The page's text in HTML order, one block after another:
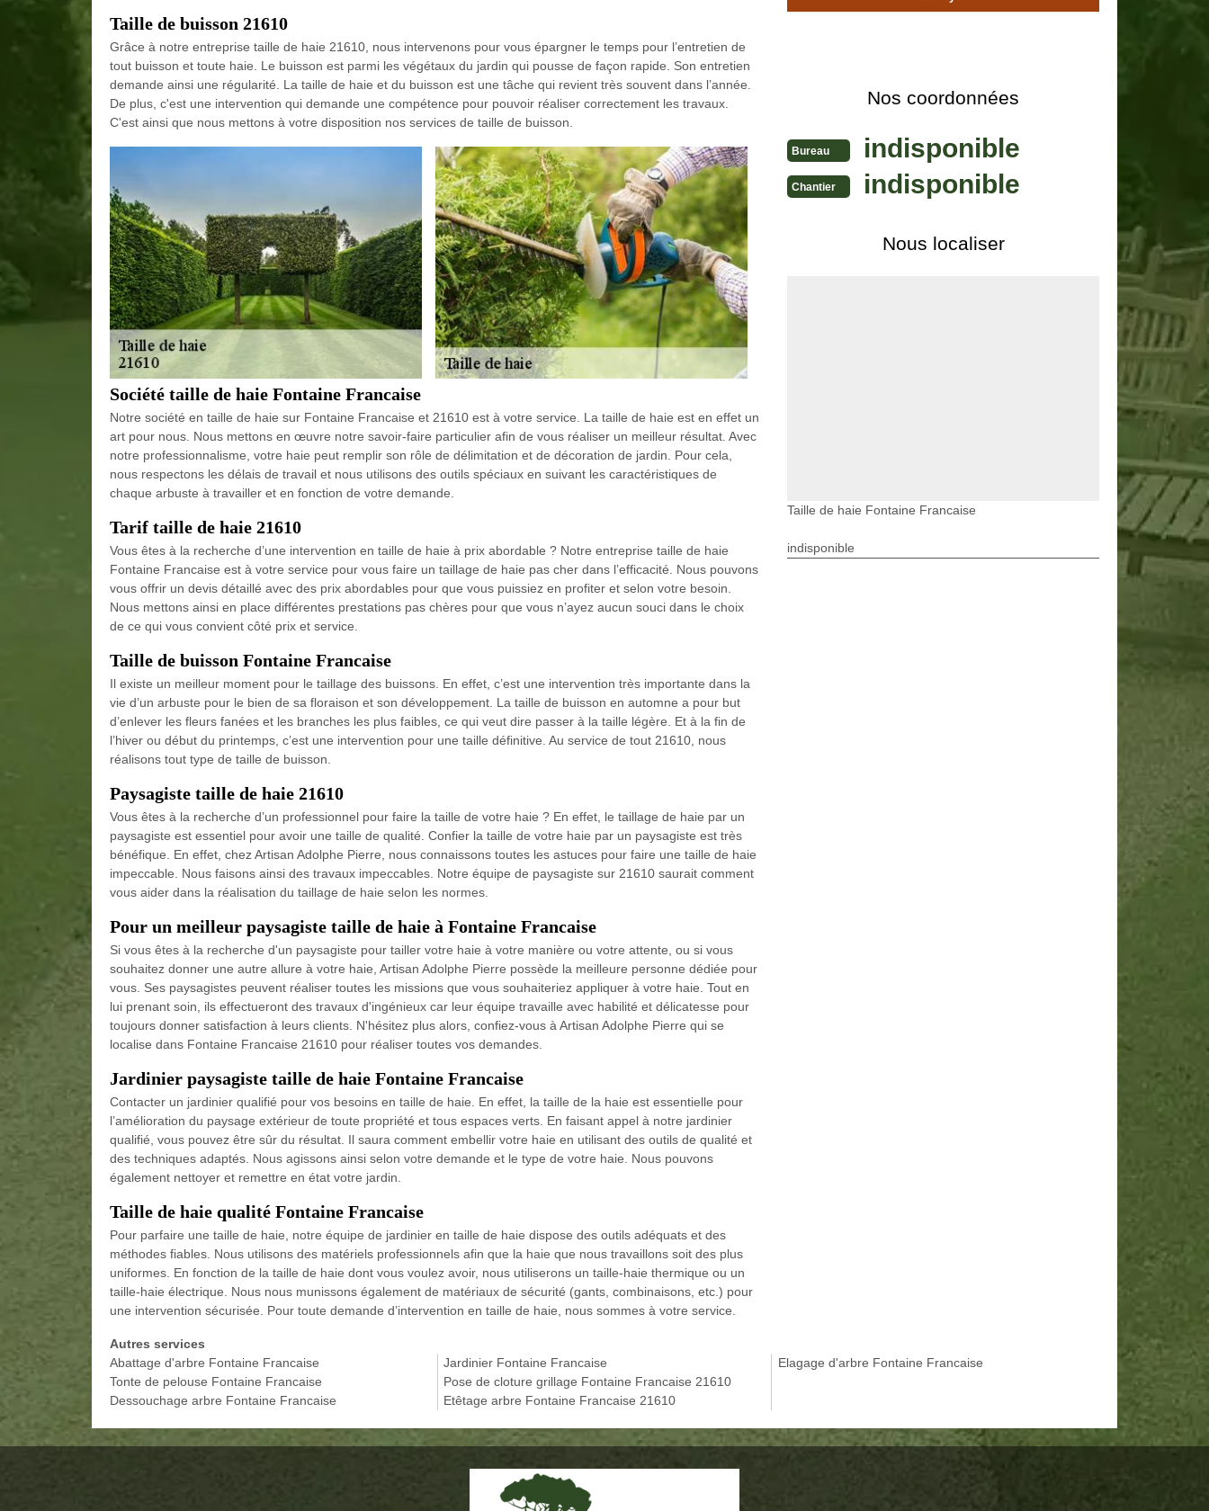
Taille de buisson 21610
Grâce à notre entreprise taille de haie 21610, nous intervenons pour vous épargner le temps pour l’entretien de
tout buisson et toute haie. Le buisson est parmi les végétaux du jardin qui pousse de façon rapide. Son entretien
demande ainsi une régularité. La taille de haie et du buisson est une tâche qui revient très souvent dans l’année.
De plus, c'est une intervention qui demande une compétence pour pouvoir réaliser correctement les travaux.
C'est ainsi que nous mettons à votre disposition nos services de taille de buisson.
Société taille de haie Fontaine Francaise
Notre société en taille de haie sur Fontaine Francaise et 21610 est à votre service. La taille de haie est en effet un
art pour nous. Nous mettons en œuvre notre savoir-faire particulier afin de vous réaliser un meilleur résultat. Avec
notre professionnalisme, votre haie peut remplir son rôle de délimitation et de décoration de jardin. Pour cela,
nous respectons les délais de travail et nous utilisons des outils spéciaux en suivant les caractéristiques de
chaque arbuste à travailler et en fonction de votre demande.
Tarif taille de haie 21610
Vous êtes à la recherche d’une intervention en taille de haie à prix abordable ? Notre entreprise taille de haie
Fontaine Francaise est à votre service pour vous faire un taillage de haie pas cher dans l’efficacité. Nous pouvons
vous offrir un devis détaillé avec des prix abordables pour que vous puissiez en profiter et selon votre besoin.
Nous mettons ainsi en place différentes prestations pas chères pour que vous n’ayez aucun souci dans le choix
de ce qui vous convient côté prix et service.
Taille de buisson Fontaine Francaise
Il existe un meilleur moment pour le taillage des buissons. En effet, c’est une intervention très importante dans la
vie d’un arbuste pour le bien de sa floraison et son développement. La taille de buisson en automne a pour but
d’enlever les fleurs fanées et les branches les plus faibles, ce qui veut dire passer à la taille légère. Et à la fin de
l’hiver ou début du printemps, c’est une intervention pour une taille définitive. Au service de tout 21610, nous
réalisons tout type de taille de buisson.
Paysagiste taille de haie 21610
Vous êtes à la recherche d’un professionnel pour faire la taille de votre haie ? En effet, le taillage de haie par un
paysagiste est essentiel pour avoir une taille de qualité. Confier la taille de votre haie par un paysagiste est très
bénéfique. En effet, chez Artisan Adolphe Pierre, nous connaissons toutes les astuces pour faire une taille de haie
impeccable. Nous faisons ainsi des travaux impeccables. Notre équipe de paysagiste sur 21610 saurait comment
vous aider dans la réalisation du taillage de haie selon les normes.
Pour un meilleur paysagiste taille de haie à Fontaine Francaise
Si vous êtes à la recherche d'un paysagiste pour tailler votre haie à votre manière ou votre attente, ou si vous
souhaitez donner une autre allure à votre haie, Artisan Adolphe Pierre possède la meilleure personne dédiée pour
vous. Ses paysagistes peuvent réaliser toutes les missions que vous souhaiteriez appliquer à votre haie. Tout en
lui prenant soin, ils effectueront des travaux d'ingénieux car leur équipe travaille avec habilité et délicatesse pour
toujours donner satisfaction à leurs clients. N'hésitez plus alors, confiez-vous à Artisan Adolphe Pierre qui se
localise dans Fontaine Francaise 21610 pour réaliser toutes vos demandes.
Jardinier paysagiste taille de haie Fontaine Francaise
Contacter un jardinier qualifié pour vos besoins en taille de haie. En effet, la taille de la haie est essentielle pour
l’amélioration du paysage extérieur de toute propriété et tous espaces verts. En faisant appel à notre jardinier
qualifié, vous pouvez être sûr du résultat. Il saura comment embellir votre haie en utilisant des outils de qualité et
des techniques adaptés. Nous agissons ainsi selon votre demande et le type de votre haie. Nous pouvons
également nettoyer et remettre en état votre jardin.
Taille de haie qualité Fontaine Francaise
Pour parfaire une taille de haie, notre équipe de jardinier en taille de haie dispose des outils adéquats et des
méthodes fiables. Nous utilisons des matériels professionnels afin que la haie que nous travaillons soit des plus
uniformes. En fonction de la taille de haie dont vous voulez avoir, nous utiliserons un taille-haie thermique ou un
taille-haie électrique. Nous nous munissons également de matériaux de sécurité (gants, combinaisons, etc.) pour
une intervention sécurisée. Pour toute demande d’intervention en taille de haie, nous sommes à votre service.
Nos coordonnées
Bureau indisponible
Chantier indisponible
Nous localiser
Taille de haie Fontaine Francaise
indisponible
Autres services
Abattage d'arbre Fontaine Francaise
Tonte de pelouse Fontaine Francaise
Dessouchage arbre Fontaine Francaise
Jardinier Fontaine Francaise
Pose de cloture grillage Fontaine Francaise 21610
Etêtage arbre Fontaine Francaise 21610
Elagage d'arbre Fontaine Francaise